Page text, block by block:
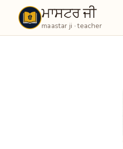
Maastarji
ਮਾਸਟਰ ਜੀ
maastar ji · teacher